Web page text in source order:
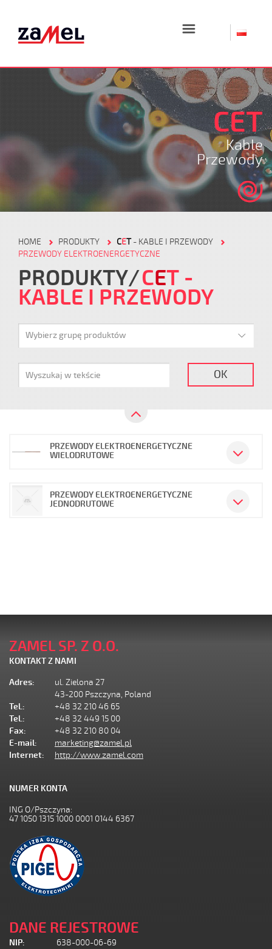
☰
CET
Kable
Przewody
HOME PRODUKTY CET- KABLE I PRZEWODY
PRZEWODY ELEKTROENERGETYCZNE
PRODUKTY CET -
KABLE I PRZEWODY
Wybierz grupę produktów
OK
PRZEWODY ELEKTROENERGETYCZNE
WIELODRUTOWE
PRZEWODY ELEKTROENERGETYCZNE
JEDNODRUTOWE
ZAMEL SP. Z O.O.
KONTAKT Z NAMI
Adres:
ul. Zielona 27
43-200 Pszczyna, Poland
Tel.:
+48 32 210 46 65
Tel.:
+48 32 449 15 00
Fax:
+48 32 210 80 04
E-mail:
marketing@zamel.pl
Internet:
http://www.zamel.com
NUMER KONTA
ING O/Pszczyna:
47 1050 1315 1000 0001 0144 6367
DANE REJESTROWE
NIP:
638-000-06-69